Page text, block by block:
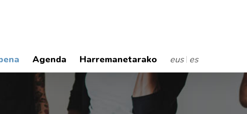
Agenda Harremanetarako eus es